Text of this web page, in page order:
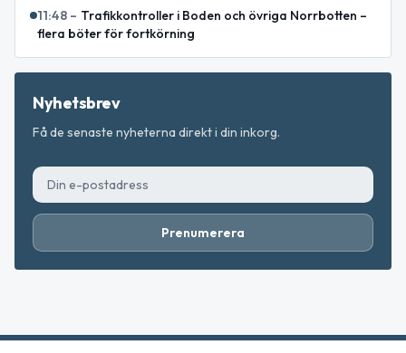
11:48 – Trafikkontroller i Boden och övriga Norrbotten –
flera böter för fortkörning
Nyhetsbrev
Få de senaste nyheterna direkt i din inkorg.
Prenumerera